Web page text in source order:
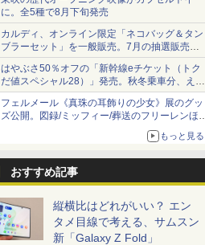
に。全5種で8月下旬発売
カルディ、オンライン限定「ネコバッグ＆タン
ブラーセット」を一般販売。7月の抽選販売の
当選無効分
はやぶさ50％オフの「新幹線eチケット（トク
だ値スペシャル28）」発売。秋冬乗車分、えき
ねっと限定
フェルメール《真珠の耳飾りの少女》展のグッ
ズ公開。図録/ミッフィー/葬送のフリーレンほ
もっと見る
おすすめ記事
縦横比はどれがいい？ エン
タメ目線で考える、サムスン
新「Galaxy Z Fold」